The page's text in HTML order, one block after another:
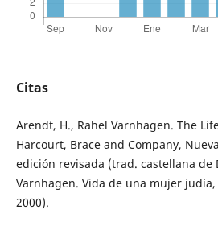
Citas
Arendt, H., Rahel Varnhagen. The
Harcourt, Brace and Company,
edición revisada (trad. castellana de
Varnhagen. Vida de una mujer
2000).